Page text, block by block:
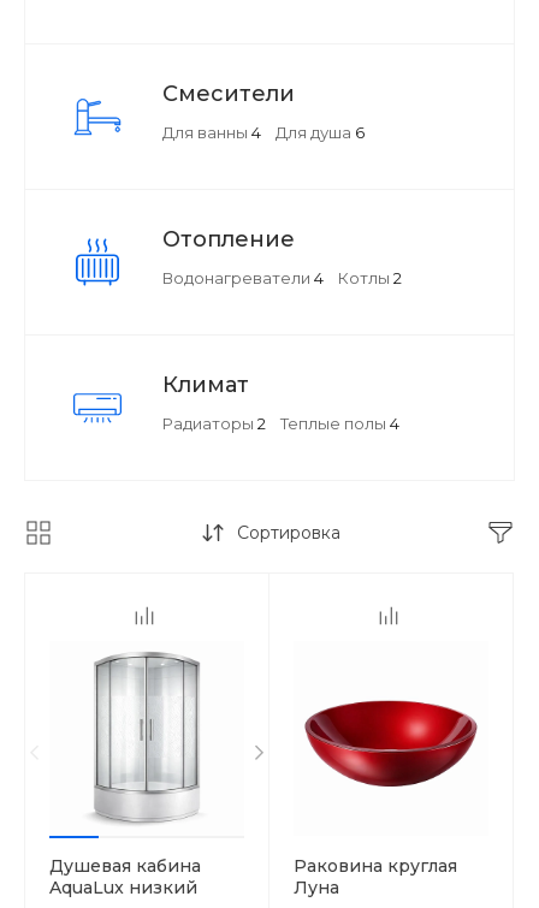
Смесители
Для ванны 4 Для душа 6
Отопление
Водонагреватели 4 Котлы 2
Климат
Радиаторы 2 Теплые полы 4
Сортировка
Душевая кабина
AquaLux низкий
Раковина круглая
Луна